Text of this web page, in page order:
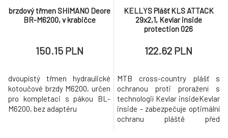
brzdový třmen SHIMANO Deore
BR-M6200, v krabičce
150.15 PLN
dvoupístý třmen hydraulické
kotoučové brzdy M6200, určen
pro kompletaci s pákou BL-
M6200, bez adaptéru
KELLYS Plášť KLS ATTACK
29x2,1, Kevlar inside
protection 026
122.62 PLN
MTB cross-country plášť s
ochranou proti proražení s
technologií Kevlar insideKevlar
inside - zabezpečuje optimální
ochranu pláště před